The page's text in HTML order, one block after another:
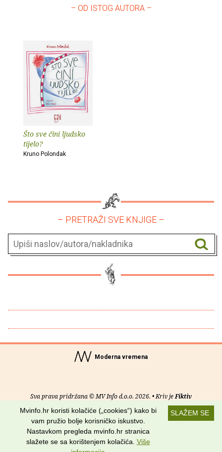
– OD ISTOG AUTORA –
Što sve čini ljudsko
tijelo?
Kruno Polondak
– PRETRAŽI SVE KNJIGE –
Moderna vremena
Sva prava pridržana © MV Info d.o.o. 2026. • Kriv jeFiktiv
O nama• Pomoć• Uvjeti korištenja•RSS kanali
Potraži nas na:
SLAŽEM SE
Mvinfo.hr koristi kolačiće („cookies“) kako bi
vam pružio bolje korisničko iskustvo.
Nastavkom pregleda mvinfo.hr stranica
slažete se sa korištenjem kolačića. Više